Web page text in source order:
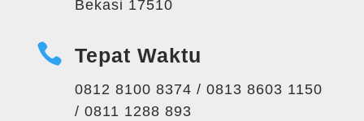
Bekasi 17510
 Tepat Waktu
0812 8100 8374 / 0813 8603 1150
/ 0811 1288 893